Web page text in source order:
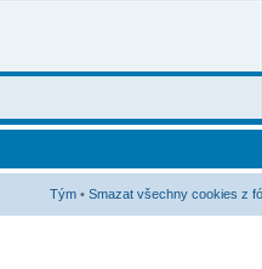
Tým • Smazat všechny cookies z